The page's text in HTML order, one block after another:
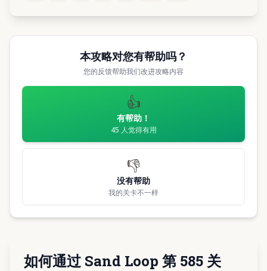
本攻略对您有帮助吗？
您的反馈帮助我们改进攻略内容
👍
有帮助！
45 人觉得有用
👎
没有帮助
我的关卡不一样
如何通过 Sand Loop 第 585 关